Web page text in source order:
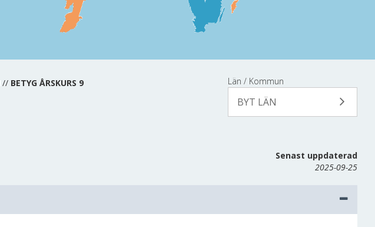
// BETYG ÅRSKURS 9 Län / Kommun
BYT LÄN
Senast uppdaterad
2025-09-25